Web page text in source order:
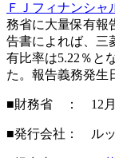
ＦＪフィナンシャ
務省に大量保有報
告書によれば、三
有比率は5.22％と
た。報告義務発生
■財務省 ： 12月
■発行会社： ル